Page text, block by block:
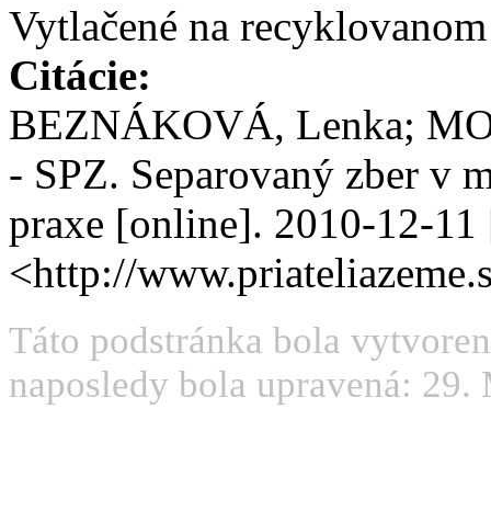
Vytlačené na
Citácie:
BEZNÁKOVÁ, Lenka;
- SPZ. Separovaný zber v
praxe [online]. 2010-12-11
<http://
Táto podstránka bola
naposledy bola upravená: